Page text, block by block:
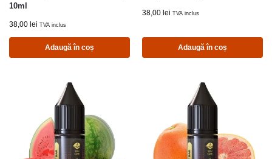
10ml
38,00 lei TVA inclus
Adaugă în coș
38,00 lei TVA inclus
Adaugă în coș